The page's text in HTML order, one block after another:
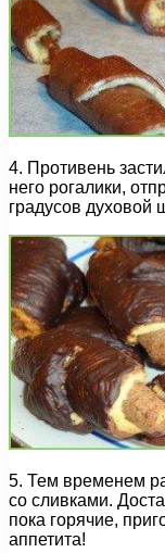
4. Противень
него рогалики,
градусов духовой
5. Тем временем
со сливками.
пока горячие,
аппетита!